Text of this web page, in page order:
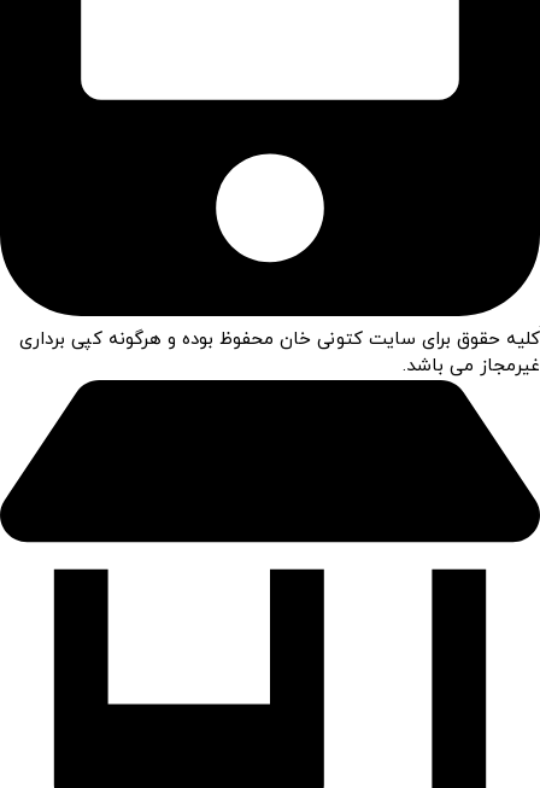
کلیه حقوق برای سایت کتونی خان محفوظ بوده و هرگونه کپی برداری
غیرمجاز می باشد.